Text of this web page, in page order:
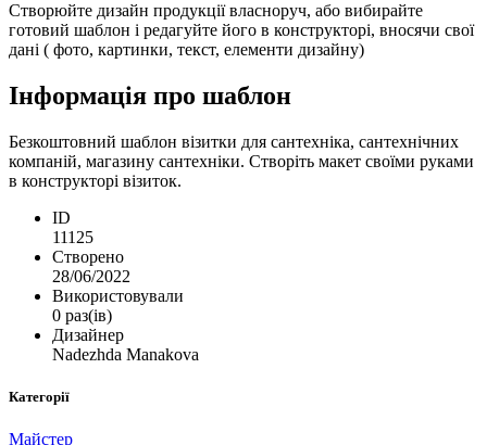
Створюйте дизайн продукції власноруч, або вибирайте
готовий шаблон і редагуйте його в конструкторі, вносячи свої
дані ( фото, картинки, текст, елементи дизайну)
Інформація про шаблон
Безкоштовний шаблон візитки для сантехніка, сантехнічних
компаній, магазину сантехніки. Створіть макет своїми руками
в конструкторі візиток.
ID
11125
Створено
28/06/2022
Використовували
0 раз(ів)
Дизайнер
Nadezhda Manakova
Категорії
Майстер